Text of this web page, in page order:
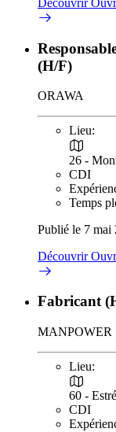
(H/F)
ORAWA
Lieu:
26 -
CDI
Temps
Publié le 7 mai
Découvrir
Fabricant
MANPOWER
Lieu:
60 -
CDI